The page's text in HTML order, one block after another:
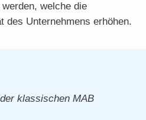
welche die
des Unternehmens erhöhen.
klassischen MAB